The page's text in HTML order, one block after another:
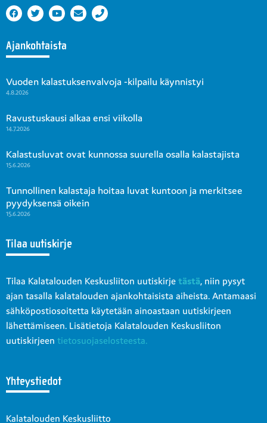
Ajankohtaista
Vuoden kalastuksenvalvoja -kilpailu käynnistyi
4.8.2026
Ravustuskausi alkaa ensi viikolla
14.7.2026
Kalastusluvat ovat kunnossa suurella osalla kalastajista
15.6.2026
Tunnollinen kalastaja hoitaa luvat kuntoon ja merkitsee
pyydyksensä oikein
15.6.2026
Tilaa uutiskirje
Tilaa Kalatalouden Keskusliiton uutiskirje tästä, niin pysyt
ajan tasalla kalatalouden ajankohtaisista aiheista. Antamaasi
sähköpostiosoitetta käytetään ainoastaan uutiskirjeen
lähettämiseen. Lisätietoja Kalatalouden Keskusliiton
uutiskirjeen tietosuojaselosteesta.
Yhteystiedot
Kalatalouden Keskusliitto